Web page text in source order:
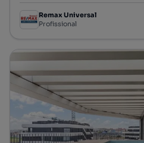
Remax Universal
Profissional